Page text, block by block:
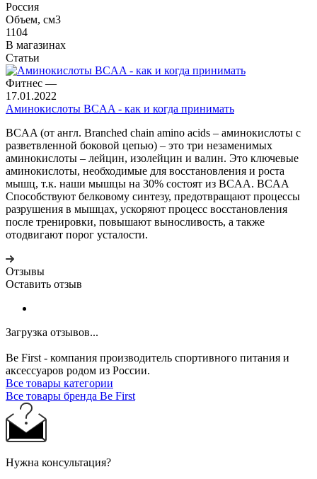
Россия
Объем, см3
1104
В магазинах
Статьи
Фитнес —
17.01.2022
Аминокислоты BCAA - как и когда принимать
BCAA (от англ. Branched chain amino acids – аминокислоты с
разветвленной боковой цепью) – это три незаменимых
аминокислоты – лейцин, изолейцин и валин. Это ключевые
аминокислоты, необходимые для восстановления и роста
мышц, т.к. наши мышцы на 30% состоят из BCAA. BCAA
Способствуют белковому синтезу, предотвращают процессы
разрушения в мышцах, ускоряют процесс восстановления
после тренировки, повышают выносливость, а также
отодвигают порог усталости.
Отзывы
Оставить отзыв
Загрузка отзывов...
Be First - компания производитель спортивного питания и
аксессуаров родом из России.
Все товары категории
Все товары бренда Be First
Нужна консультация?